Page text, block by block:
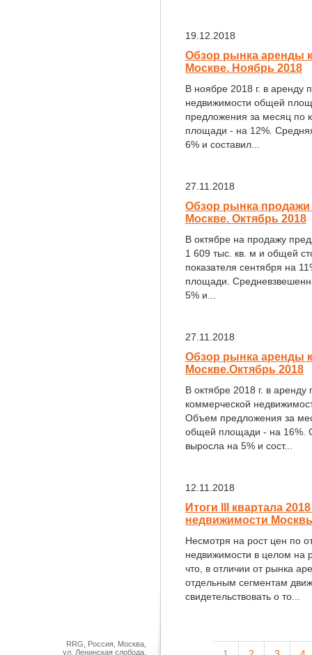
19.12.2018
Обзор рынка аренды
Москве. Ноябрь 2018
В ноябре 2018 г. в аренду
недвижимости общей
предложения за месяц по
площади - на 12%.
6% и составил...
27.11.2018
Обзор рынка
Москве. Октябрь 2018
В октябре на продажу
1 609 тыс. кв. м и общей
показателя сентября на
площади.
5% и...
27.11.2018
Обзор рынка аренды
Москве.Октябрь 2018
В октябре 2018 г. в
коммерческой
Объем предложения за
общей площади - на 16%.
выросла на 5% и сост...
12.11.2018
Итоги III квартала
недвижимости
Несмотря на рост цен по
недвижимости в целом на
что, в отличии от рынка
отдельным сегментам
свидетельствовать о то...
RRG, Россия, Москва,
ул. Ленинская слобода,